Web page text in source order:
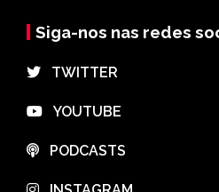
Siga-nos nas redes
⠀TWITTER
⠀YOUTUBE
⠀PODCASTS